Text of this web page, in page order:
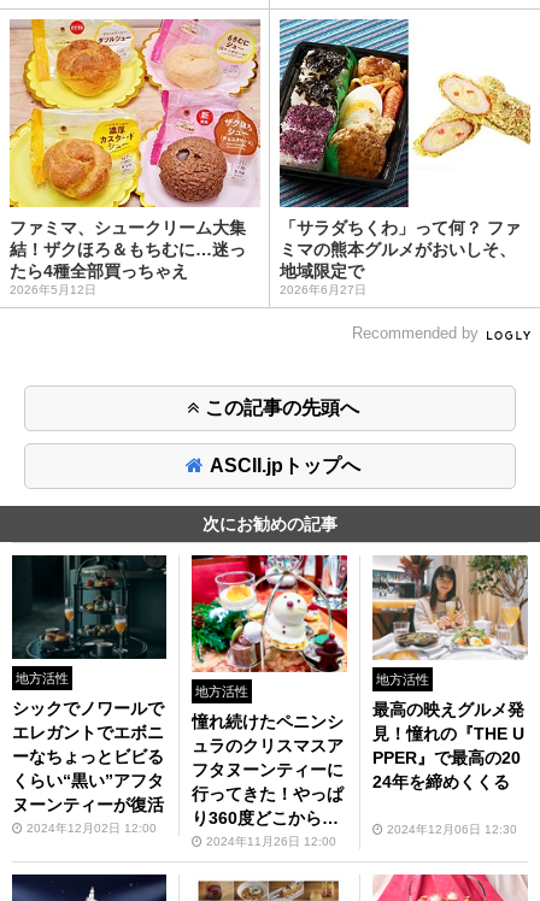
ファミマ、シュークリーム大集
結！ザクほろ＆もちむに…迷っ
たら4種全部買っちゃえ
2026年5月12日
「サラダちくわ」って何？ ファ
ミマの熊本グルメがおいしそ、
地域限定で
2026年6月27日
Recommended by
この記事の先頭へ
ASCII.jpトップへ
次にお勧めの記事
地方活性
シックでノワールで
エレガントでエボニ
ーなちょっとビビる
くらい“黒い”アフタ
ヌーンティーが復活
2024年12月02日 12:00
地方活性
憧れ続けたペニンシ
ュラのクリスマスア
フタヌーンティーに
行ってきた！やっぱ
り360度どこから見
ても心がウキウキ！
2024年11月26日 12:00
地方活性
最高の映えグルメ発
見！憧れの『THE U
PPER』で最高の20
24年を締めくくる
2024年12月06日 12:30